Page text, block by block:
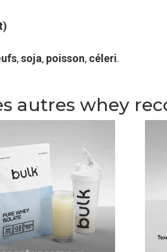
,soja, poisson, céleri.
autres whey